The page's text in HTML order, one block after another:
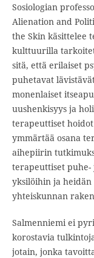
Sosiologian
Alienation and
the Skin käsittelee
kulttuurilla
sitä, että erilaiset
puhetavat
monenlaiset
uushenkisyys ja
terapeuttiset
ymmärtää osana
aihepiirin
terapeuttiset
yksilöihin ja heidän
yhteiskunnan
Salmenniemi ei
korostavia
jotain, jonka